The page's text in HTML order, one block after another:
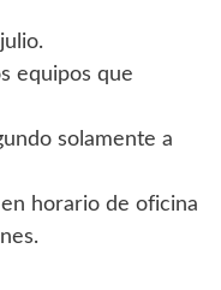
equipos que
solamente a
horario de oficina